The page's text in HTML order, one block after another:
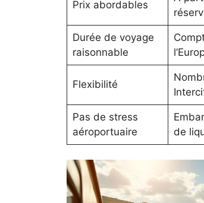
Prix abordables
Durée de voyage
raisonnable
Flexibilité
Pas de stress
aéroportuaire
de